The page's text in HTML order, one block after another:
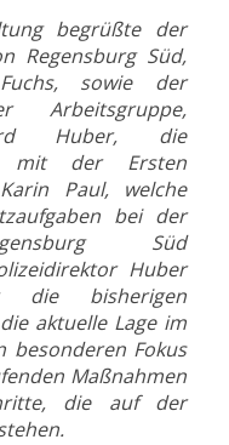
begrüßte der
Regensburg Süd,
sowie der
Arbeitsgruppe,
Huber, die
mit der Ersten
Paul, welche
bei der
Süd
Huber
die bisherigen
aktuelle Lage im
besonderen Fokus
Maßnahmen
die auf der